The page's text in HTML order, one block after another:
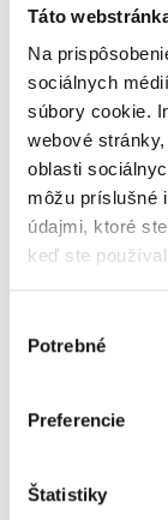
Táto
Na
sociálnych
súbory cookie.
webové
oblasti
môžu príslušné
údajmi, ktoré
keď ste
súhlasu
Potrebné
Preferencie
Štatistiky
5. Pergola
natierať, lepiť a
by ste v dome
zápach.
je jednou z
kreatívnej dielni